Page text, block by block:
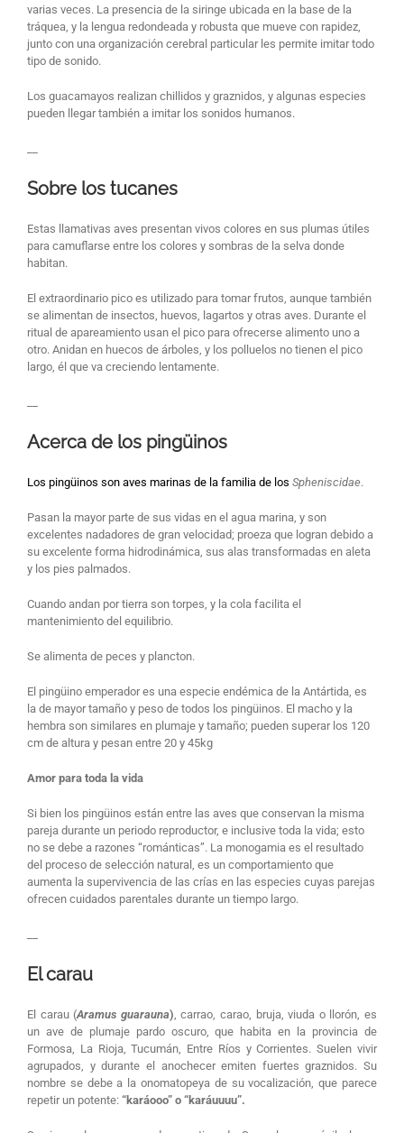
varias veces. La presencia de la siringe ubicada en la base de la
tráquea, y la lengua redondeada y robusta que mueve con rapidez,
junto con una organización cerebral particular les permite imitar todo
tipo de sonido.
Los guacamayos realizan chillidos y graznidos, y algunas especies
pueden llegar también a imitar los sonidos humanos.
Sobre los tucanes
Estas llamativas aves presentan vivos colores en sus plumas útiles
para camuflarse entre los colores y sombras de la selva donde
habitan.
El extraordinario pico es utilizado para tomar frutos, aunque también
se alimentan de insectos, huevos, lagartos y otras aves. Durante el
ritual de apareamiento usan el pico para ofrecerse alimento uno a
otro. Anidan en huecos de árboles, y los polluelos no tienen el pico
largo, él que va creciendo lentamente.
Acerca de los pingüinos
Los pingüinos son aves marinas de la familia de los Spheniscidae.
Pasan la mayor parte de sus vidas en el agua marina, y son
excelentes nadadores de gran velocidad; proeza que logran debido a
su excelente forma hidrodinámica, sus alas transformadas en aleta
y los pies palmados.
Cuando andan por tierra son torpes, y la cola facilita el
mantenimiento del equilibrio.
Se alimenta de peces y plancton.
El pingüino emperador es una especie endémica de la Antártida, es
la de mayor tamaño y peso de todos los pingüinos. El macho y la
hembra son similares en plumaje y tamaño; pueden superar los 120
cm de altura y pesan entre 20 y 45kg
Amor para toda la vida
Si bien los pingüinos están entre las aves que conservan la misma
pareja durante un periodo reproductor, e inclusive toda la vida; esto
no se debe a razones “románticas”. La monogamia es el resultado
del proceso de selección natural, es un comportamiento que
aumenta la supervivencia de las crías en las especies cuyas parejas
ofrecen cuidados parentales durante un tiempo largo.
El carau
El carau (Aramus guarauna), carrao, carao, bruja, viuda o llorón, es
un ave de plumaje pardo oscuro, que habita en la provincia de
Formosa, La Rioja, Tucumán, Entre Ríos y Corrientes. Suelen vivir
agrupados, y durante el anochecer emiten fuertes graznidos. Su
nombre se debe a la onomatopeya de su vocalización, que parece
repetir un potente: “karáooo” o “karáuuuu”.